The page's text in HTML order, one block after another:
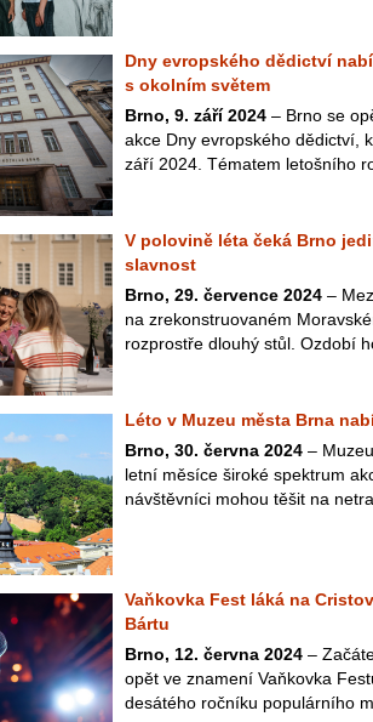
Dny evropského dědictví
s okolním světem
Brno, 9. září 2024 – Brno se
akce Dny evropského dědictví,
září 2024. Tématem letošního
V polovině léta čeká Brno
slavnost
Brno, 29. července 2024 –
na zrekonstruovaném
rozprostře dlouhý stůl. Ozdobí
Léto v Muzeu města Brna
Brno, 30. června 2024 –
letní měsíce široké spektrum
návštěvníci mohou těšit na
Vaňkovka Fest láká na
Bártu
Brno, 12. června 2024 –
opět ve znamení Vaňkovka
desátého ročníku populárního